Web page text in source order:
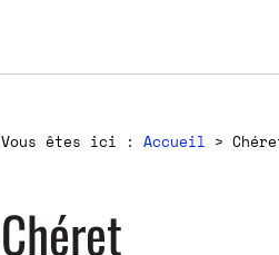
Vous êtes ici : Accueil >
Chéret